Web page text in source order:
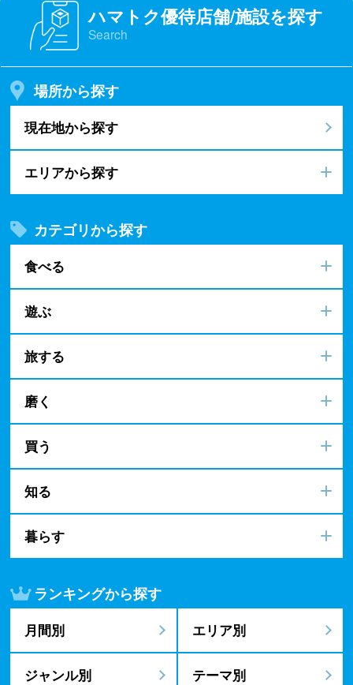
ハマトク優待店舗/施設を探す
Search
場所から探す
現在地から探す
エリアから探す
カテゴリから探す
食べる
遊ぶ
旅する
磨く
買う
知る
暮らす
ランキングから探す
月間別 エリア別
ジャンル別 テーマ別